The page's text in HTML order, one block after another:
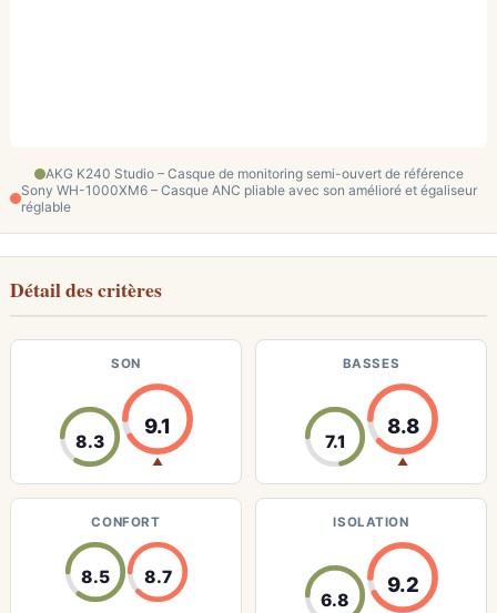
AKG K240 Studio – Casque de monitoring semi-ouvert de référence
Sony WH-1000XM6 – Casque ANC pliable avec son amélioré et égaliseur
réglable
Détail des critères
SON
8.3
9.1
▲
BASSES
7.1
8.8
▲
CONFORT
8.5 8.7
ISOLATION
6.8
9.2